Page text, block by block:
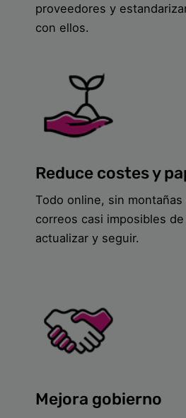
proveedores y
con ellos.
Reduce costes y
Todo online, sin
correos casi imposibles de
actualizar y seguir.
Mejora gobierno